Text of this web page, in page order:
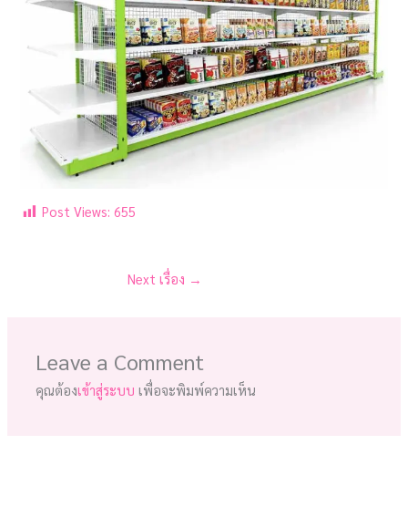
Post Views: 655
Next เรื่อง →
Leave a Comment
คุณต้องเข้าสู่ระบบ เพื่อจะพิมพ์ความเห็น